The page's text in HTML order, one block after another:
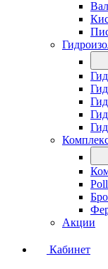
Акции
Кабинет